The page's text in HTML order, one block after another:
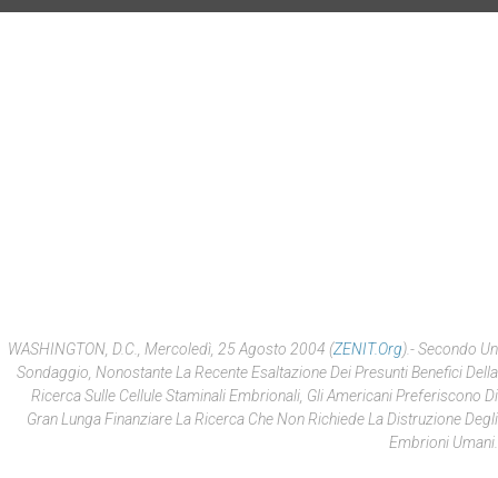
WASHINGTON, D.C., Mercoledì, 25 Agosto 2004 (ZENIT.org).- Secondo Un
Sondaggio, Nonostante La Recente Esaltazione Dei Presunti Benefici Della
Ricerca Sulle Cellule Staminali Embrionali, Gli Americani Preferiscono Di
Gran Lunga Finanziare La Ricerca Che Non Richiede La Distruzione Degli
Embrioni Umani.